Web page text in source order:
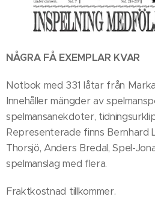
NÅGRA FÅ EXEMPLAR KVAR
Notbok med 331 låtar från
Innehåller mängder av
spelmansanekdoter,
Representerade finns Bernhard
Thorsjö, Anders Bredal, Spel-
spelmanslag med flera.
Fraktkostnad tillkommer.